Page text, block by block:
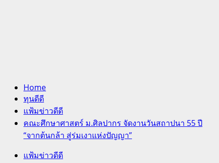
Home
ทุนดีดี
แฟ้มข่าวดีดี
คณะศึกษาศาสตร์ ม.ศิลปากร จัดงานวันสถาปนา 55 ปี
“จากต้นกล้า สู่ร่มเงาแห่งปัญญา”
แฟ้มข่าวดีดี